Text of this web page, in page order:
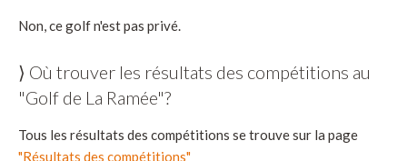
Non, ce golf n'est pas privé.
⟩ Où trouver les résultats des compétitions au
"Golf de La Ramée"?
Tous les résultats des compétitions se trouve sur la page
"Résultats des compétitions"